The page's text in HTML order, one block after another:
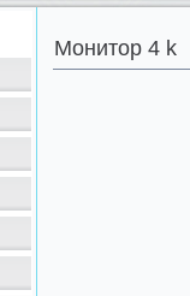
Монитор 4 k